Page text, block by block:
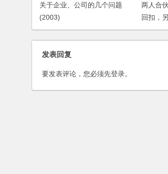
关于企业、公司的几个问题
(2003)
两人合
回扣，
项以保
发表回复
要发表评论，您必须先登录。